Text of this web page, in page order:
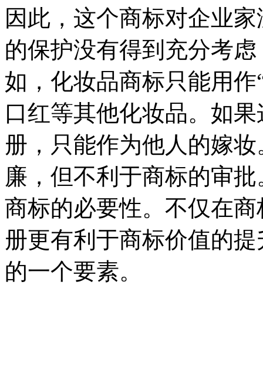
因此，这个商标对企业
的保护没有得到充分考
如，化妆品商标只能用
口红等其他化妆品。如
册，只能作为他人的嫁
廉，但不利于商标的审
商标的必要性。不仅在
册更有利于商标价值的
的一个要素。